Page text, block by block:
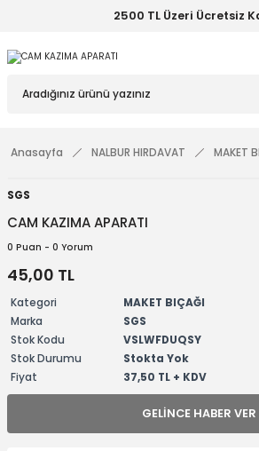
2500 TL Üzeri Ücretsiz
Anasayfa NALBUR HIRDAVAT MAKET
SGS
CAM KAZIMA APARATI
0 Puan - 0 Yorum
45,00 TL
Kategori
MAKET BIÇAĞI
Marka
SGS
Stok Kodu
VSLWFDUQSY
Stok Durumu
Stokta Yok
Fiyat
37,50 TL + KDV
GELINCE HABER VER